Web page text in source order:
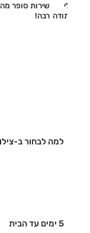
שירות סופר
רבה!
לי
תודה
למה לבחור ב-
5 ימים עד הבית